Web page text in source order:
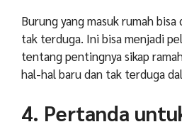
Burung yang masuk rumah
tak terduga. Ini bisa menjadi
tentang pentingnya sikap
hal-hal baru dan tak terduga
4. Pertanda